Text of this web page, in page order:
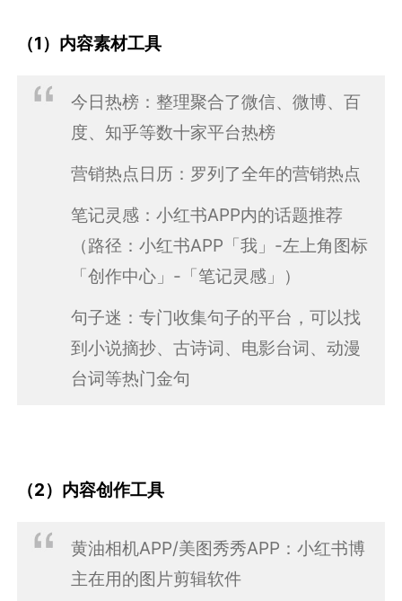
（1）内容素材工具
今日热榜：整理聚合了微信、微博、百
度、知乎等数十家平台热榜
营销热点日历：罗列了全年的营销热点
笔记灵感：小红书APP内的话题推荐
（路径：小红书APP「我」-左上角图标
「创作中心」-「笔记灵感」）
句子迷：专门收集句子的平台，可以找
到小说摘抄、古诗词、电影台词、动漫
台词等热门金句
（2）内容创作工具
黄油相机APP/美图秀秀APP：小红书博
主在用的图片剪辑软件